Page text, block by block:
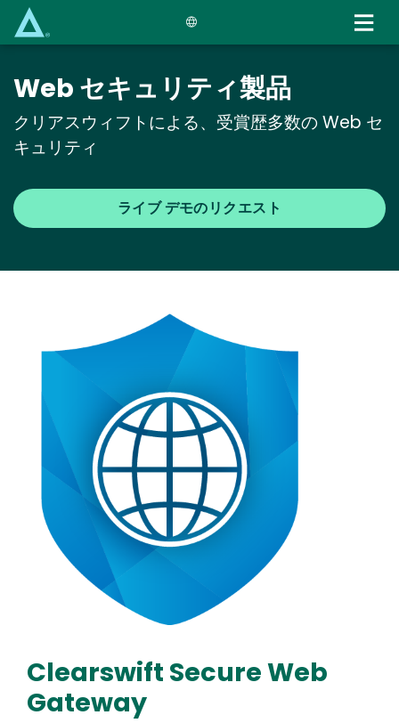
content
Web セキュリティ製品
クリアスウィフトによる、受賞歴多数の Web セ
キュリティ
ライブ デモのリクエスト
Text
Clearswift Secure Web
Gateway